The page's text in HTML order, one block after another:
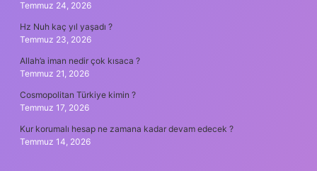
Temmuz 24, 2026
Hz Nuh kaç yıl yaşadı ?
Temmuz 23, 2026
Allah’a iman nedir çok kısaca ?
Temmuz 21, 2026
Cosmopolitan Türkiye kimin ?
Temmuz 17, 2026
Kur korumalı hesap ne zamana kadar devam edecek ?
Temmuz 14, 2026